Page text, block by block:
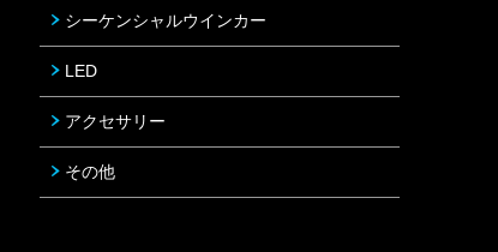
シーケンシャルウインカー
LED
アクセサリー
その他